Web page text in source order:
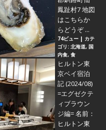
鳳趾村7 地図
はこちらか
らどうぞ ...
74ビュー | カテ
ゴリ: 北海道, 国
内食, 食
ヒルトン東
京ベイ宿泊
記 (2024/08)
=エグゼクテ
ィブラウン
ジ編=名前：
ヒルトン東